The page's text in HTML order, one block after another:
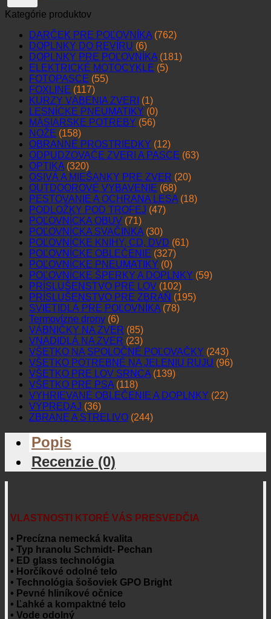
Kategórie produktov
DARČEK PRE POĽOVNÍKA (762)
DOPLNKY DO REVÍRU (6)
DOPLNKY PRE POĽOVNÍKA (181)
ELEKTRICKÉ MOTOCYKLE (5)
FOTOPASCE (55)
FOXLINE (117)
KURZY VÁBENIA ZVERI (1)
LESNÍCKE PNEUMATIKY (0)
MÄSIARSKE POTREBY (56)
NOŽE (158)
OBRANNÉ PROSTRIEDKY (12)
ODPUDZOVAČE ZVERI A PASCE (63)
OPTIKA (320)
OSIVÁ A MIEŠANKY PRE ZVER (20)
OUTDOOROVÉ VYBAVENIE (68)
PESTOVANIE A OCHRANA LESA (18)
PODLOŽKY POD TROFEJ (47)
POĽOVNÍCKA OBUV (71)
POĽOVNÍCKA SVAČINKA (30)
POĽOVNÍCKE KNIHY, CD, DVD (61)
POĽOVNÍCKE OBLEČENIE (327)
POĽOVNÍCKE PNEUMATIKY (0)
POĽOVNÍCKE ŠPERKY A DOPLNKY (59)
PRÍSLUŠENSTVO PRE LOV (102)
PRÍSLUŠENSTVO PRE ZBRAŇ (195)
SVIETIDLÁ PRE POĽOVNÍKA (78)
Termovízne drony (6)
VÁBNIČKY NA ZVER (85)
VNADIDLÁ NA ZVER (23)
VŠETKO NA SPOLOČNÉ POĽOVAČKY (243)
VŠETKO POTREBNÉ NA JELENIU RUJU (96)
VŠETKO PRE LOV SRNCA (139)
VŠETKO PRE PSA (118)
VYHRIEVANÉ OBLEČENIE A DOPLNKY (22)
VÝPREDAJ (36)
ZBRANE A STRELIVO (244)
Popis
Recenzie (0)
VLASTNOSTI KTORÉ VÁS PRESVEDČIA
• Precízna nemecká kvalita
• Typ hranolu Schmidt- Pechan
• ED glass technológia
• Horčíkové odolné telo
• Technológia šošoviek GPO Bright
• Pevné hliníkové očnice
• Ľahké a kompaktné telo
• Vode odolný